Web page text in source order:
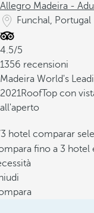
Allegro Madeira -
Funchal, Portugal
4.5/5
1356 recensioni
Madeira World's
2021RoofTop con
all'aperto
hotel comparar
fino a 3 hotel